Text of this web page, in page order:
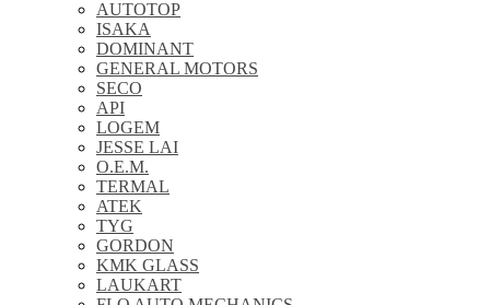
AUTOTOP
ISAKA
DOMINANT
GENERAL MOTORS
SECO
API
LOGEM
JESSE LAI
O.E.M.
TERMAL
ATEK
TYG
GORDON
KMK GLASS
LAUKART